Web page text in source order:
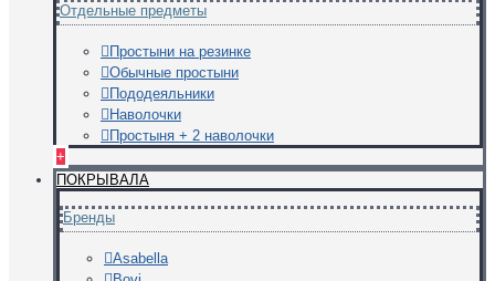
Отдельные предметы
Простыни на резинке
Обычные простыни
Пододеяльники
Наволочки
Простыня + 2 наволочки
+
ПОКРЫВАЛА
Бренды
Asabella